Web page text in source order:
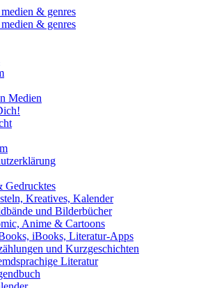
Medien
Gedrucktes
Kreatives, Kalender
und Bilderbücher
Anime & Cartoons
iBooks, Literatur-Apps
und Kurzgeschichten
Literatur